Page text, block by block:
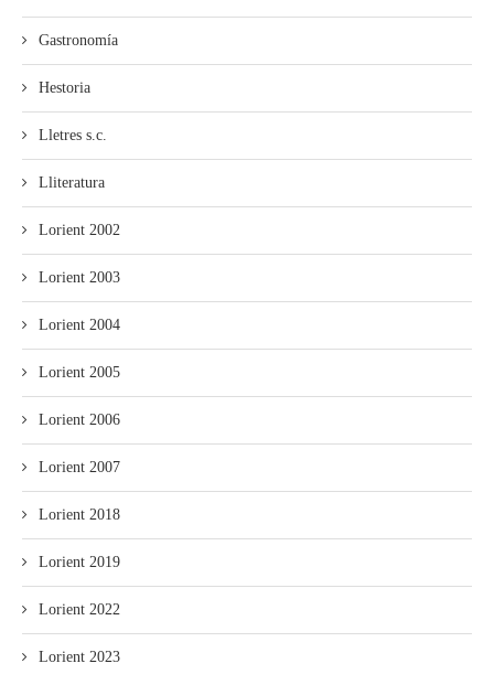
Gastronomía
Hestoria
Lletres s.c.
Lliteratura
Lorient 2002
Lorient 2003
Lorient 2004
Lorient 2005
Lorient 2006
Lorient 2007
Lorient 2018
Lorient 2019
Lorient 2022
Lorient 2023